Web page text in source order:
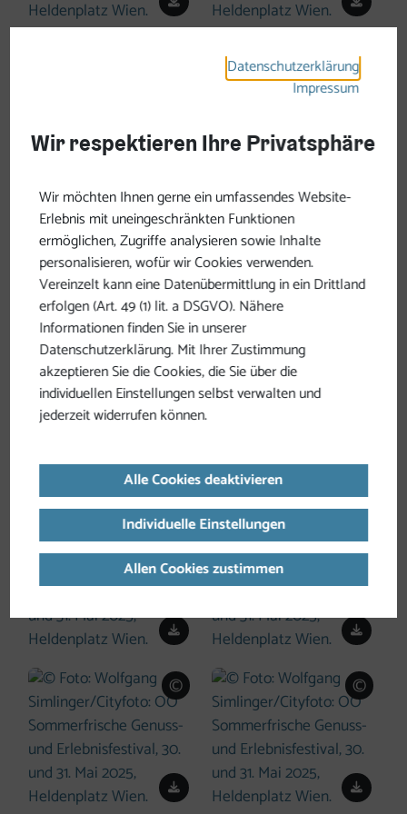
Download
Copyright öffnen
©
Download
©
Copyright öffnen
Download
©
Copyright öffnen
Download
©
Copyright öffnen
Download
©
Copyright öffnen
©
Datenschutzerklärung
Impressum
Wir respektieren Ihre Privatsphäre
Wir möchten Ihnen gerne ein umfassendes Website-
Erlebnis mit uneingeschränkten Funktionen
ermöglichen, Zugriffe analysieren sowie Inhalte
personalisieren, wofür wir Cookies verwenden.
Vereinzelt kann eine Datenübermittlung in ein Drittland
erfolgen (Art. 49 (1) lit. a DSGVO). Nähere
Informationen finden Sie in unserer
Datenschutzerklärung. Mit Ihrer Zustimmung
akzeptieren Sie die Cookies, die Sie über die
individuellen Einstellungen selbst verwalten und
jederzeit widerrufen können.
Alle Cookies deaktivieren
Individuelle Einstellungen
Allen Cookies zustimmen